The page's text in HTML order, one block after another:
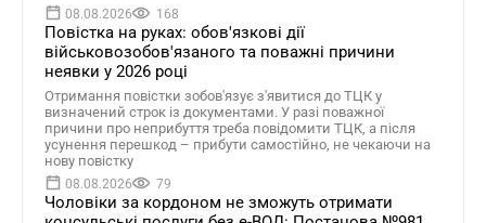
08.08.2026 168
Повістка на руках: обов'язкові дії
військовозобов'язаного та поважні причини
неявки у 2026 році
Отримання повістки зобов'язує з'явитися до ТЦК у
визначений строк із документами. У разі поважної
причини про неприбуття треба повідомити ТЦК, а після
усунення перешкод – прибути самостійно, не чекаючи на
нову повістку
08.08.2026 79
Чоловіки за кордоном не зможуть отримати